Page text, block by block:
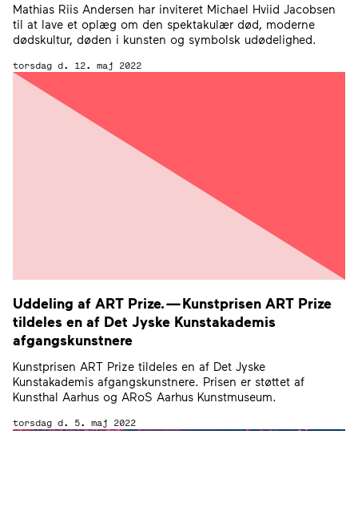
Mathias Riis Andersen har inviteret Michael Hviid Jacobsen
til at lave et oplæg om den spektakulær død, moderne
dødskultur, døden i kunsten og symbolsk udødelighed.
torsdag d. 12. maj 2022
Uddeling af ARTPrize. — Kunstprisen ARTPrize
tildeles en af Det Jyske Kunstakademis
afgangskunstnere
Kunstprisen ART Prize tildeles en af Det Jyske
Kunstakademis afgangskunstnere. Prisen er støttet af
Kunsthal Aarhus og ARoS Aarhus Kunstmuseum.
torsdag d. 5. maj 2022